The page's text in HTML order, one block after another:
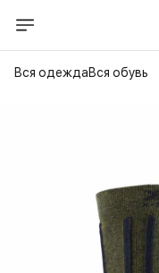
Вся одеждаВся обувь